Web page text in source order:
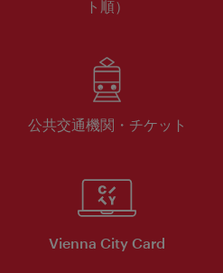
ト順）
公共交通機関・チケット
Vienna City Card